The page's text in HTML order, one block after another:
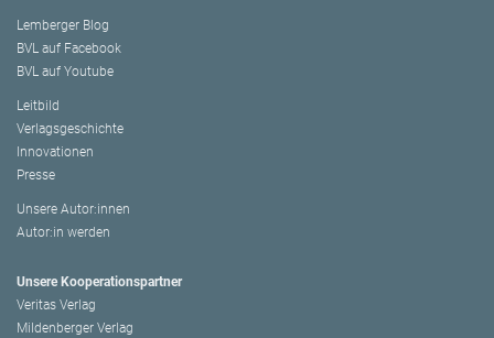
Lemberger Blog
BVL auf Facebook
BVL auf Youtube
Leitbild
Verlagsgeschichte
Innovationen
Presse
Unsere Autor:innen
Autor:in werden
Unsere Kooperationspartner
Veritas Verlag
Mildenberger Verlag